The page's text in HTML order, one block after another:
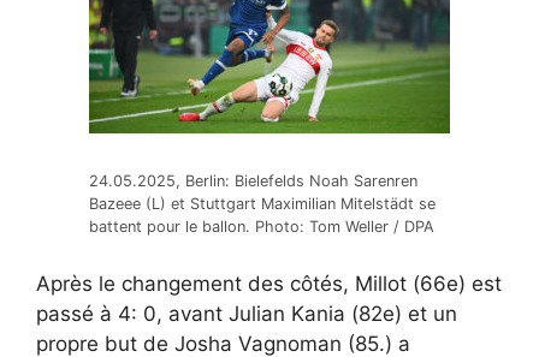
24.05.2025, Berlin: Bielefelds Noah Sarenren
Bazeee (L) et Stuttgart Maximilian Mitelstädt se
battent pour le ballon. Photo: Tom Weller / DPA
Après le changement des côtés, Millot (66e) est
passé à 4: 0, avant Julian Kania (82e) et un
propre but de Josha Vagnoman (85.) a